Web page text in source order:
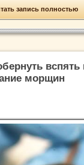
запись полностью
морщин